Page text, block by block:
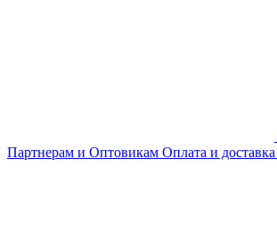
Партнерам и Оптовикам Оплата и доставка